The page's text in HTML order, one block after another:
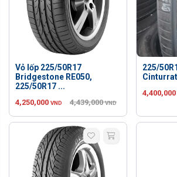
Vỏ lốp 225/50R17
Bridgestone RE050,
225/50R17 ...
4,250,000 VND 4,439,000 VND
225/
4,400,000